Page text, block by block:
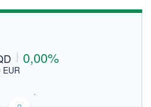
0,00%
EUR
RÉEL